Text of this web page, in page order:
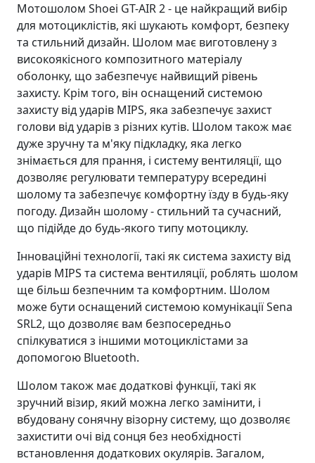
Мотошолом Shoei GT-AIR 2 - це найкращий вибір
для мотоциклістів, які шукають комфорт, безпеку
та стильний дизайн. Шолом має виготовлену з
високоякісного композитного матеріалу
оболонку, що забезпечує найвищий рівень
захисту. Крім того, він оснащений системою
захисту від ударів MIPS, яка забезпечує захист
голови від ударів з різних кутів. Шолом також має
дуже зручну та м'яку підкладку, яка легко
знімається для прання, і систему вентиляції, що
дозволяє регулювати температуру всередині
шолому та забезпечує комфортну їзду в будь-яку
погоду. Дизайн шолому - стильний та сучасний,
що підійде до будь-якого типу мотоциклу.
Інноваційні технології, такі як система захисту від
ударів MIPS та система вентиляції, роблять шолом
ще більш безпечним та комфортним. Шолом
може бути оснащений системою комунікації Sena
SRL2, що дозволяє вам безпосередньо
спілкуватися з іншими мотоциклістами за
допомогою Bluetooth.
Шолом також має додаткові функції, такі як
зручний візир, який можна легко замінити, і
вбудовану сонячну візорну систему, що дозволяє
захистити очі від сонця без необхідності
встановлення додаткових окулярів. Загалом,